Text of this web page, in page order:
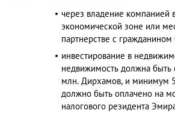
через владение компанией
экономической зоне или
партнерстве с
инвестирование в
недвижимость должна
млн. Дирхамов, и минимум
должно быть оплачено на
налогового резидента